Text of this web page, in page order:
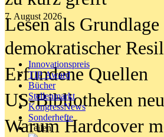
7. August 2026
Innovationspreis
TIP Award
Bücher
Stellenmarkt
KongressNews
Sonderhefte
Teilen
Lesen als Grundlage
demokratischer
Erfundene Quellen
US-Bibliotheken
Warum Hardcover